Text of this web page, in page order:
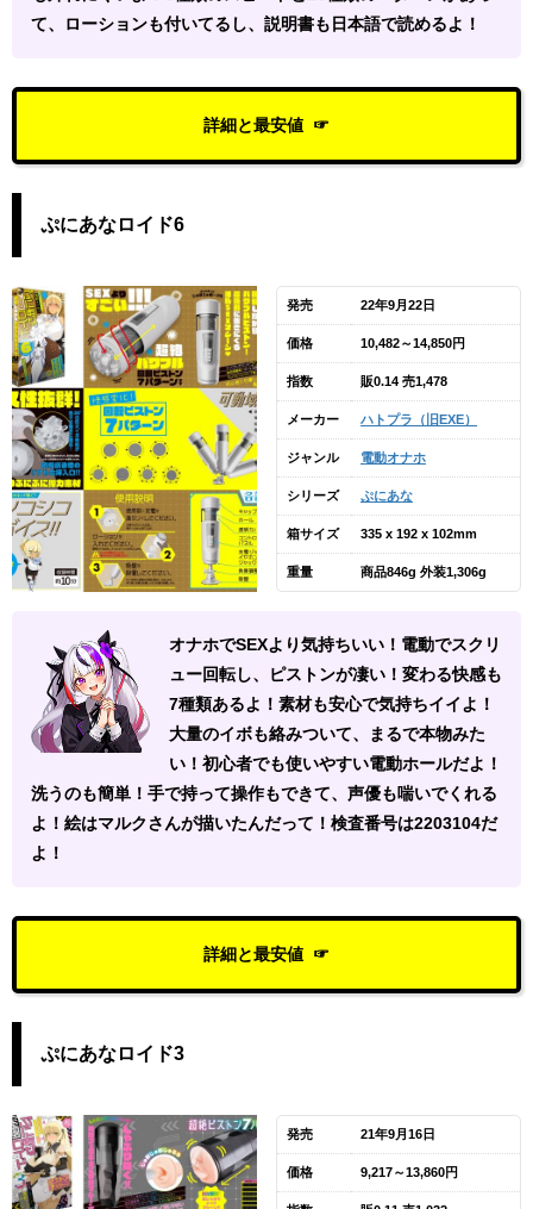
て、ローションも付いてるし、説明書も日本語で読めるよ！
詳細と最安値
ぷにあなロイド6
発売 22年9月22日
価格 10,482～14,850円
指数 販0.14 売1,478
メーカー ハトプラ（旧EXE）
ジャンル 電動オナホ
シリーズ ぷにあな
箱サイズ 335 x 192 x 102mm
重量 商品846g 外装1,306g
オナホでSEXより気持ちいい！電動でスクリ
ュー回転し、ピストンが凄い！変わる快感も
7種類あるよ！素材も安心で気持ちイイよ！
大量のイボも絡みついて、まるで本物みた
い！初心者でも使いやすい電動ホールだよ！
洗うのも簡単！手で持って操作もできて、声優も喘いでくれる
よ！絵はマルクさんが描いたんだって！検査番号は2203104だ
よ！
詳細と最安値
ぷにあなロイド3
発売 21年9月16日
価格 9,217～13,860円